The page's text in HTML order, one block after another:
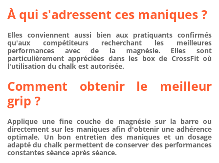
À qui s'adressent ces maniques ?
Elles conviennent aussi bien aux pratiquants confirmés
qu'aux compétiteurs recherchant les meilleures
performances avec de la magnésie. Elles sont
particulièrement appréciées dans les box de CrossFit où
l'utilisation du chalk est autorisée.
Comment obtenir le meilleur
grip ?
Applique une fine couche de magnésie sur la barre ou
directement sur les maniques afin d'obtenir une adhérence
optimale. Un bon entretien des maniques et un dosage
adapté du chalk permettent de conserver des performances
constantes séance après séance.